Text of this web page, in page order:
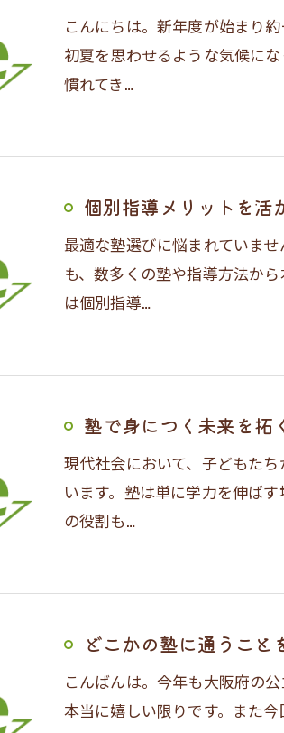
こんにちは。新年度が始まり
初夏を思わせるような気候に
慣れてき…
個別指導メリットを活
最適な塾選びに悩まれていま
も、数多くの塾や指導方法か
は個別指導…
塾で身につく未来を拓
現代社会において、子どもた
います。塾は単に学力を伸ば
の役割も…
どこかの塾に通うこと
こんばんは。今年も大阪府の
本当に嬉しい限りです。また